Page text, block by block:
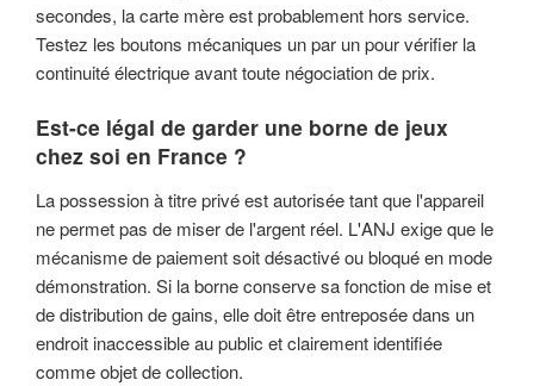
secondes, la carte mère est probablement hors service.
Testez les boutons mécaniques un par un pour vérifier la
continuité électrique avant toute négociation de prix.
Est-ce légal de garder une borne de jeux
chez soi en France ?
La possession à titre privé est autorisée tant que l'appareil
ne permet pas de miser de l'argent réel. L'ANJ exige que le
mécanisme de paiement soit désactivé ou bloqué en mode
démonstration. Si la borne conserve sa fonction de mise et
de distribution de gains, elle doit être entreposée dans un
endroit inaccessible au public et clairement identifiée
comme objet de collection.